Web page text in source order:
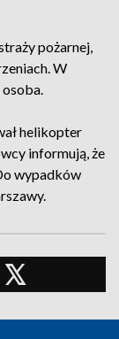
pożarnej,
W
osoba.
helikopter
informują, że
wypadków